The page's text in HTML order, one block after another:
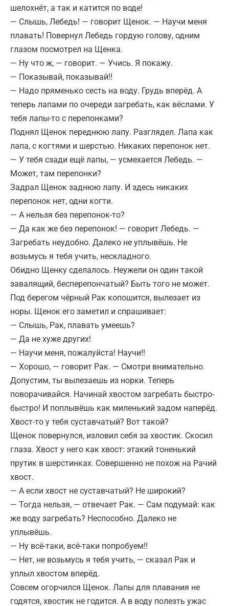
шелохнёт, а так и катится по воде!
— Слышь, Лебедь! — говорит Щенок. — Научи меня
плавать! Повернул Лебедь гордую голову, одним
глазом посмотрел на Щенка.
— Ну что ж, — говорит. — Учись. Я покажу.
— Показывай, показывай!!
— Надо пряменько сесть на воду. Грудь вперёд. А
теперь лапами по очереди загребать, как вёслами. У
тебя лапы-то с перепонками?
Поднял Щенок переднюю лапу. Разглядел. Лапа как
лапа, с когтями и шерстью. Никаких перепонок нет.
— У тебя сзади ещё лапы, — усмехается Лебедь. —
Может, там перепонки?
Задрал Щенок заднюю лапу. И здесь никаких
перепонок нет, одни когти.
— А нельзя без перепонок-то?
— Да как же без перепонок! — говорит Лебедь. —
Загребать неудобно. Далеко не уплывёшь. Не
возьмусь я тебя учить, нескладного.
Обидно Щенку сделалось. Неужели он один такой
завалящий, бесперепончатый? Быть того не может.
Под берегом чёрный Рак копошится, вылезает из
норы. Щенок его заметил и спрашивает:
— Слышь, Рак, плавать умеешь?
— Да не хуже других!
— Научи меня, пожалуйста! Научи!!
— Хорошо, — говорит Рак. — Смотри внимательно.
Допустим, ты вылезаешь из норки. Теперь
поворачивайся. Начинай хвостом загребать быстро-
быстро! И поплывёшь как миленький задом наперёд.
Хвост-то у тебя суставчатый? Вот такой?
Щенок повернулся, изловил себя за хвостик. Скосил
глаза. Хвост у него как хвост: этакий тоненький
прутик в шерстинках. Совершенно не похож на Рачий
хвост.
— А если хвост не суставчатый? Не широкий?
— Тогда нельзя, — отвечает Рак. — Сам подумай: как
же воду загребать? Неспособно. Далеко не
уплывёшь.
— Ну всё-таки, всё-таки попробуем!!
— Нет, не возьмусь я тебя учить, — сказал Рак и
уплыл хвостом вперёд.
Совсем огорчился Щенок. Лапы для плавания не
годятся, хвостик не годится. А в воду полезть ужас